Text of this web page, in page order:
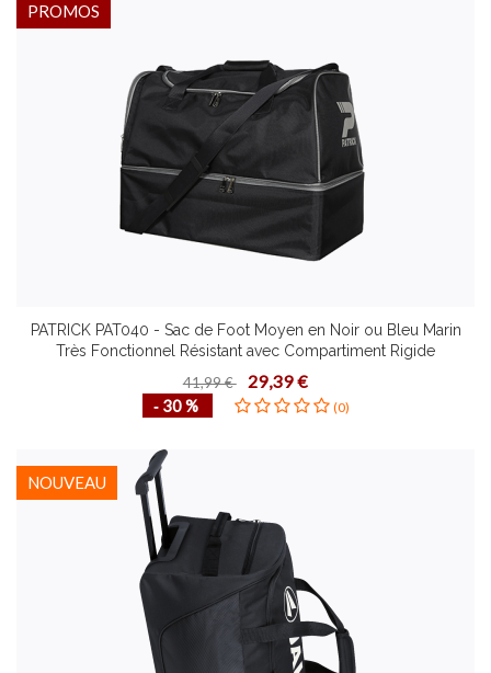
PATRICK PAT040 - Sac de Foot Moyen en Noir ou Bleu Marin
Très Fonctionnel Résistant avec Compartiment Rigide
Rangement Chaussures
41,99 € 29,39 €
‐ 30 % (0)
PROMOS
NOUVEAU